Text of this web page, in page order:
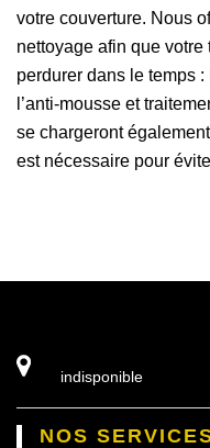
votre couverture. Nous
nettoyage afin que votre
perdurer dans le temps
l’anti-mousse et
se chargeront
est nécessaire pour
indisponible
NOS